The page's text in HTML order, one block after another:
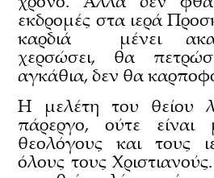
εκδρομές στα ιερά
καρδιά μένει
χερσώσει, θα
αγκάθια, δεν θα
Η μελέτη του θείου
πάρεργο, ούτε
θεολόγους και τους
όλους τους